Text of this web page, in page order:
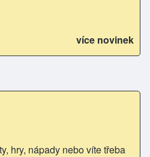
více novinek
hry, nápady nebo víte třeba